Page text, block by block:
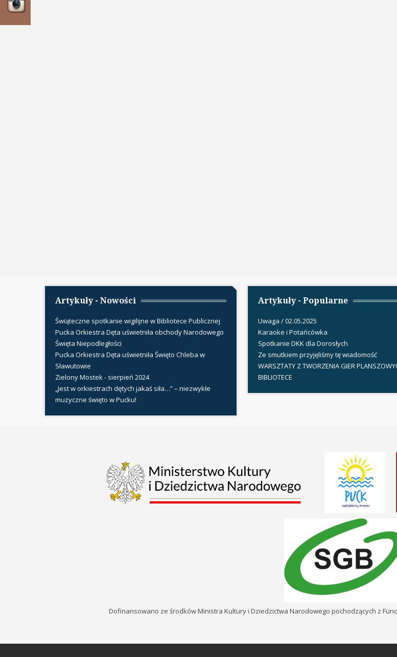
Artykuły - Nowości
Świąteczne spotkanie wigilijne w Bibliotece Publicznej
Pucka Orkiestra Dęta uświetniła obchody Narodowego
Święta Niepodległości
Pucka Orkiestra Dęta uświetniła Święto Chleba w
Sławutowie
Zielony Mostek - sierpień 2024
„Jest w orkiestrach dętych jakaś siła…” – niezwykłe
muzyczne święto w Pucku!
Artykuły - Popularne
Uwaga / 02.05.2025
Karaoke i Potańcówka
Spotkanie DKK dla Dorosłych
Ze smutkiem przyjęliśmy tę wiadomość
WARSZTATY Z TWORZENIA GIER
BIBLIOTECE
Dofinansowano ze środków Ministra Kultury i Dziedzictwa Narodowego pochodzących z